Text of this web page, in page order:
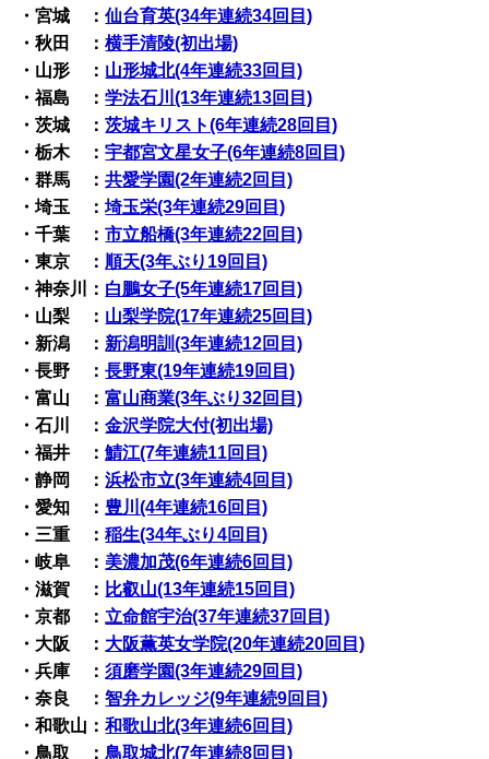
・宮城 ：仙台育英(34年連続34回目)
・秋田 ：横手清陵(初出場)
・山形 ： 山形城北(4年連続33回目)
・福島 ：学法石川(13年連続13回目)
・茨城 ：茨城キリスト(6年連続28回目)
・栃木 ：宇都宮文星女子(6年連続8回目)
・群馬 ：共愛学園(2年連続2回目)
・埼玉 ：埼玉栄(3年連続29回目)
・千葉 ：市立船橋(3年連続22回目)
・東京 ： 順天(3年ぶり19回目)
・神奈川： 白鵬女子(5年連続17回目)
・山梨 ： 山梨学院(17年連続25回目)
・新潟 ： 新潟明訓(3年連続12回目)
・長野 ：長野東(19年連続19回目)
・富山 ：富山商業(3年ぶり32回目)
・石川 ：金沢学院大付(初出場)
・福井 ：鯖江(7年連続11回目)
・静岡 ：浜松市立(3年連続4回目)
・愛知 ： 豊川(4年連続16回目)
・三重 ：稲生(34年ぶり4回目)
・岐阜 ： 美濃加茂(6年連続6回目)
・滋賀 ： 比叡山(13年連続15回目)
・京都 ： 立命館宇治(37年連続37回目)
・大阪 ： 大阪薫英女学院(20年連続20回目)
・兵庫 ：須磨学園(3年連続29回目)
・奈良 ：智弁カレッジ(9年連続9回目)
・和歌山：和歌山北(3年連続6回目)
・鳥取 ：鳥取城北(7年連続8回目)